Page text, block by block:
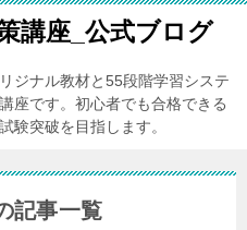
講座_公式ブログ
ジナル教材と55段階学習システ
座です。初心者でも合格できる
験突破を目指します。
記事一覧